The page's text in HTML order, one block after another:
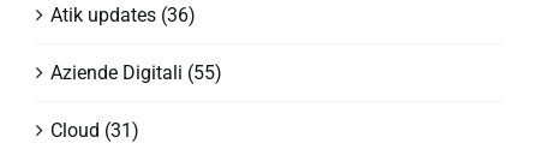
Atik updates (36)
Aziende Digitali (55)
Cloud (31)